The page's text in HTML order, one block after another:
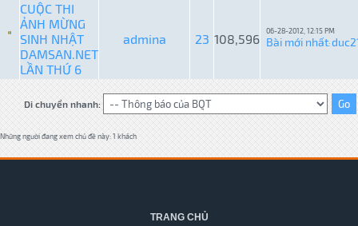
CUỘC THI
ẢNH MỪNG
SINH NHẬT
DAMSAN.NET
LẦN THỨ 6
admina 23 108,596
06-28-2012, 12:15 PM
Bài mới nhất:
Di chuyển nhanh:
Những người đang xem chủ đề này: 1 khách
TRANG CHỦ